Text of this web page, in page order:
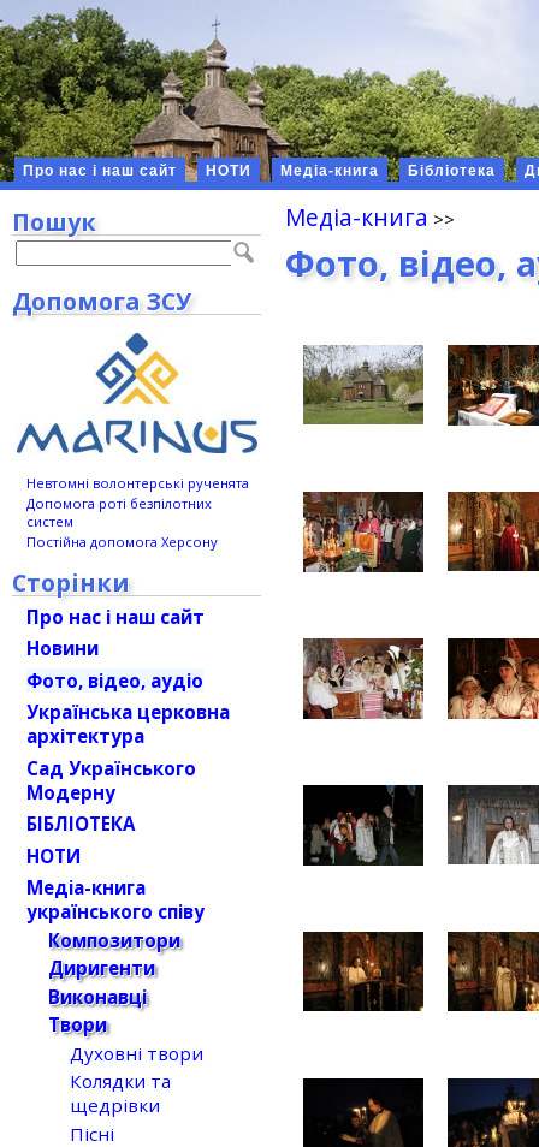
Про нас і наш сайт НОТИ Медіа-книга Бібліотека
Медіа-книга
Фото, відео,
Пошук
Допомога ЗСУ
Невтомні волонтерські рученята
Допомога роті безпілотних
систем
Постійна допомога Херсону
Сторінки
Про нас і наш сайт
Новини
Фото, відео, аудіо
Українська церковна
архітектура
Сад Українського
Модерну
БІБЛІОТЕКА
НОТИ
Медіа-книга
українського співу
Композитори
Диригенти
Виконавці
Твори
Духовні твори
Колядки та
щедрівки
Пісні